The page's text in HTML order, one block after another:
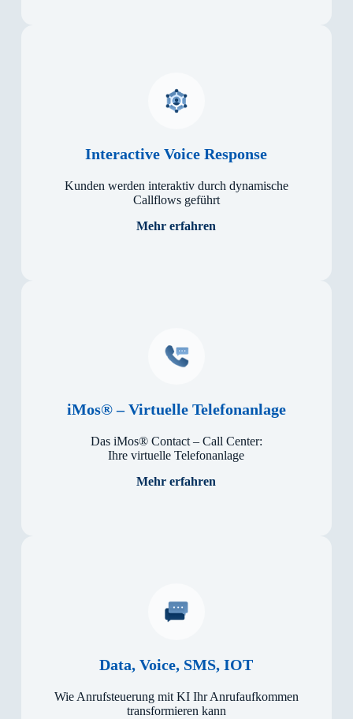
Interactive Voice Response
Kun­den wer­den in­ter­ak­tiv durch dy­na­mi­sche
Call­flows ge­führt
Mehr erfahren
iMos® – Virtuelle Telefonanlage
Das iMos® Con­tact – Call Cen­ter:
Ihre vir­tuel­le Te­le­fon­an­lage
Mehr erfahren
Data, Voice, SMS, IOT
Wie Anrufsteuerung mit KI Ihr Anrufaufkommen
transformieren kann